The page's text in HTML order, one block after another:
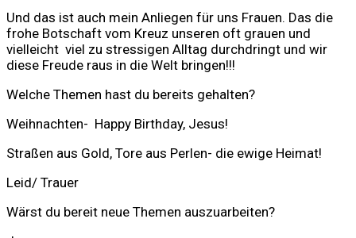
Und das ist auch mein Anliegen für uns Frauen. Das die
frohe Botschaft vom Kreuz unseren oft grauen und
vielleicht viel zu stressigen Alltag durchdringt und wir
diese Freude raus in die Welt bringen!!!
Welche Themen hast du bereits gehalten?
Weihnachten- Happy Birthday, Jesus!
Straßen aus Gold, Tore aus Perlen- die ewige Heimat!
Leid/ Trauer
Wärst du bereit neue Themen auszuarbeiten?